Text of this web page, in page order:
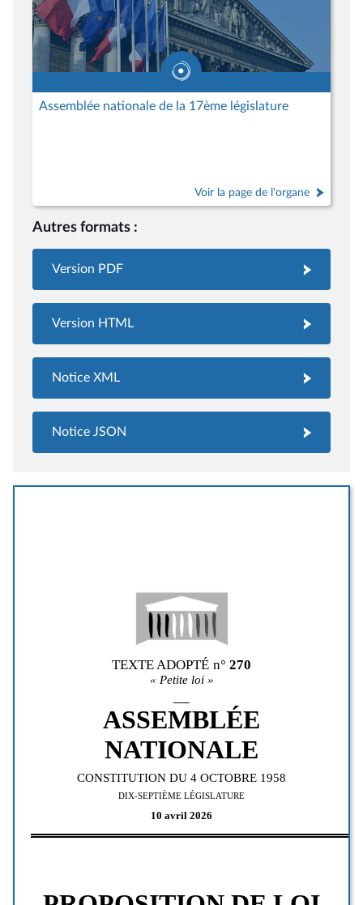
Assemblée nationale de la 17ème législature
Voir la page de l'organe
Autres formats :
Version PDF
Version HTML
Notice XML
Notice JSON